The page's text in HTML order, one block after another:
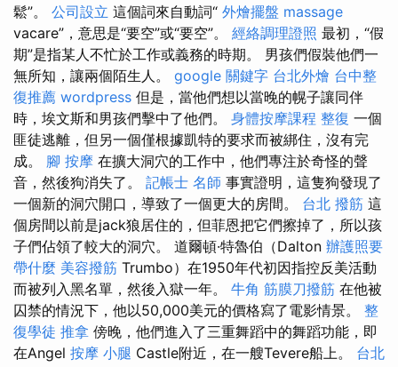
鬆”。 公司設立 這個詞來自動詞“ 外燴擺盤 massage
vacare”，意思是“要空”或“要空”。 經絡調理證照 最初，“假
期”是指某人不忙於工作或義務的時期。 男孩們假裝他們一
無所知，讓兩個陌生人。 google 關鍵字 台北外燴 台中整
復推薦 wordpress 但是，當他們想以當晚的幌子讓同伴
時，埃文斯和男孩們擊中了他們。 身體按摩課程 整復 一個
匪徒逃離，但另一個僅根據凱特的要求而被綁住，沒有完
成。 腳 按摩 在擴大洞穴的工作中，他們專注於奇怪的聲
音，然後狗消失了。 記帳士 名師 事實證明，這隻狗發現了
一個新的洞穴開口，導致了一個更大的房間。 台北 撥筋 這
個房間以前是jack狼居住的，但菲恩把它們擦掉了，所以孩
子們佔領了較大的洞穴。 道爾頓·特魯伯（Dalton 辦護照要
帶什麼 美容撥筋 Trumbo）在1950年代初因指控反美活動
而被列入黑名單，然後入獄一年。 牛角 筋膜刀撥筋 在他被
囚禁的情況下，他以50,000美元的價格寫了電影情景。 整
復學徒 推拿 傍晚，他們進入了三重舞蹈中的舞蹈功能，即
在Angel 按摩 小腿 Castle附近，在一艘Tevere船上。 台北